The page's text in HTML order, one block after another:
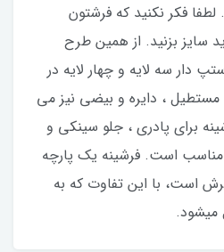
فکر نکنید که فرشتون
سایز بزنید. از همین طرح
دار سه لایه و چهار لایه در
مستطیل ، دایره و بیضی نیز می
برای پادری ، جلو سینکی و
مناسب است. فرشینه یک پارچه
است، با این تفاوت که به
میشود.